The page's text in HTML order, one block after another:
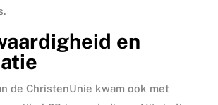
en
de ChristenUnie kwam ook met